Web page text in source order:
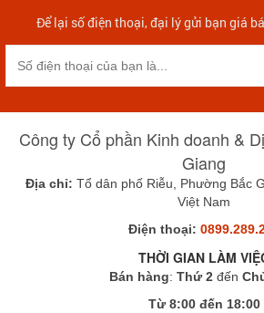
Để lại số điện thoại, đại lý gửi bạn giá
Công ty Cổ phần Kinh doanh &
Giang
Địa chỉ: Tổ dân phố Riễu, Phường Bắc
Việt Nam
Điện thoại:
THỜI GIAN LÀM
Bán hàng: Thứ 2đến
Từ 8:00 đến 18:00